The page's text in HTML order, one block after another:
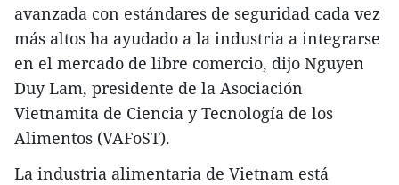
avanzada con estándares de seguridad cada vez
más altos ha ayudado a la industria a integrarse
en el mercado de libre comercio, dijo Nguyen
Duy Lam, presidente de la Asociación
Vietnamita de Ciencia y Tecnología de los
Alimentos (VAFoST).
La industria alimentaria de Vietnam está